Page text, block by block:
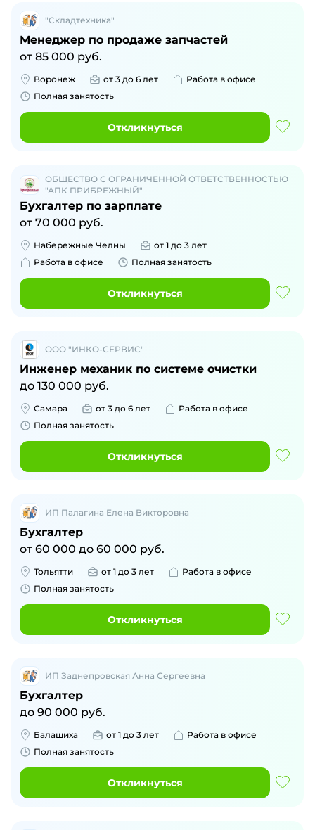
"Складтехника"
Менеджер по продаже запчастей
от 85 000 руб.
Воронеж от 3 до 6 лет
Работа в офисе
Полная занятость
Откликнуться
ОБЩЕСТВО С ОГРАНИЧЕННОЙ ОТВЕТСТВЕННОСТЬЮ
"АПК ПРИБРЕЖНЫЙ"
Бухгалтер по зарплате
от 70 000 руб.
Набережные Челны
от 1 до 3 лет
Работа в офисе
Полная занятость
Откликнуться
ООО "ИНКО-СЕРВИС"
Инженер механик по системе очистки
до 130 000 руб.
Самара от 3 до 6 лет
Работа в офисе
Полная занятость
Откликнуться
ИП Палагина Елена Викторовна
Бухгалтер
от 60 000 до 60 000 руб.
Тольятти от 1 до 3 лет
Работа в офисе
Полная занятость
Откликнуться
ИП Заднепровская Анна Сергеевна
Бухгалтер
до 90 000 руб.
Балашиха от 1 до 3 лет
Работа в офисе
Полная занятость
Откликнуться